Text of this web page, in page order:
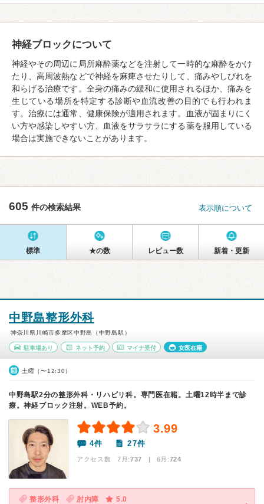
神経ブロックについて
神経やその周辺に局所麻酔薬などを注射して一時的な麻酔をかけ
たり、高周波熱などで神経を麻痺させたりして、痛みやしびれを
和らげる治療です。全身の痛みの緩和に使用されるほか、痛みを
生じている場所を特定する診断や血流改善の目的でも行われま
す。治療には通常、健康保険が適用されます。血液が固まりにく
い方や感染しやすい方、血液をサラサラにする薬を服用している
場合は実施できないことがあります。
605 件の検索結果 表示順について
標準 ★の数 レビュー数 新着・更新
中野島整形外科
神奈川県川崎市多摩区中野島（中野島駅）
駐車場あり ネット予約 マイナ受付 女医在籍
土曜（〜12:30）
中野島駅2分の整形外科・リハビリ科。専門医在籍。土曜12時半まで診
療。神経ブロック注射。WEB予約。
3.99
4件 27件
アクセス数 7月:737 | 6月:724
整形外科 肘内障
5.0